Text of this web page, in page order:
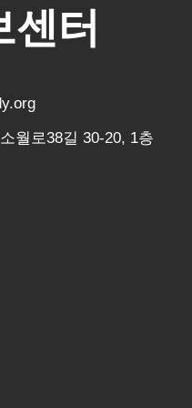
센터
월로38길 30-20, 1층